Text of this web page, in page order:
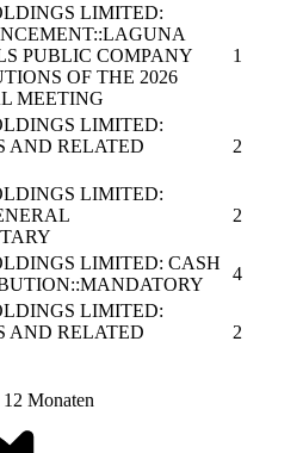
LIMITED:
PUBLIC COMPANY
OF THE 2026
MEETING
1
LIMITED:
AND RELATED
2
LIMITED:
2
LIMITED: CASH
4
LIMITED:
AND RELATED
2
Monaten